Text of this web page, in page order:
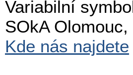
Variabilní
SOkAOlomouc,
Kde nás najdete